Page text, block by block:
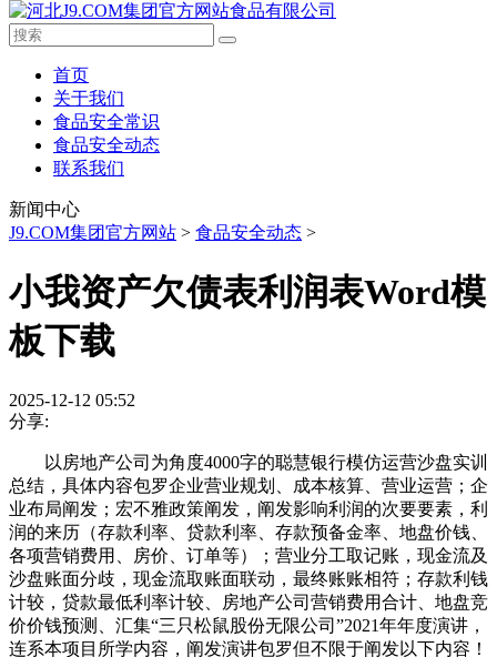
首页
关于我们
食品安全常识
食品安全动态
联系我们
新闻中心
J9.COM集团官方网站 > 食品安全动态 >
小我资产欠债表利润表Word模
板下载
2025-12-12 05:52
分享:
以房地产公司为角度4000字的聪慧银行模仿运营沙盘实训
总结，具体内容包罗企业营业规划、成本核算、营业运营；企
业布局阐发；宏不雅政策阐发，阐发影响利润的次要要素，利
润的来历（存款利率、贷款利率、存款预备金率、地盘价钱、
各项营销费用、房价、订单等）；营业分工取记账，现金流及
沙盘账面分歧，现金流取账面联动，最终账账相符；存款利钱
计较，贷款最低利率计较、房地产公司营销费用合计、地盘竞
价价钱预测、汇集“三只松鼠股份无限公司”2021年年度演讲，
连系本项目所学内容，阐发演讲包罗但不限于阐发以下内容！